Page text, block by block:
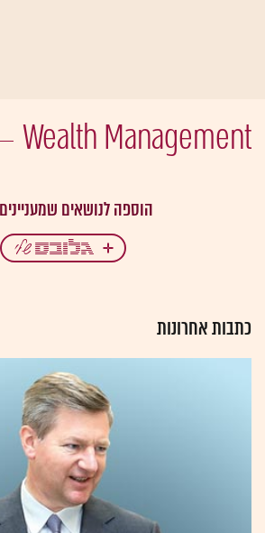
Wealth Management
כתבות אחרונות